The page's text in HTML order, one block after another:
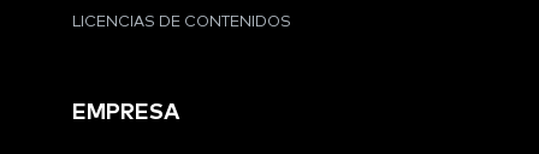
LICENCIAS DE CONTENIDOS
EMPRESA